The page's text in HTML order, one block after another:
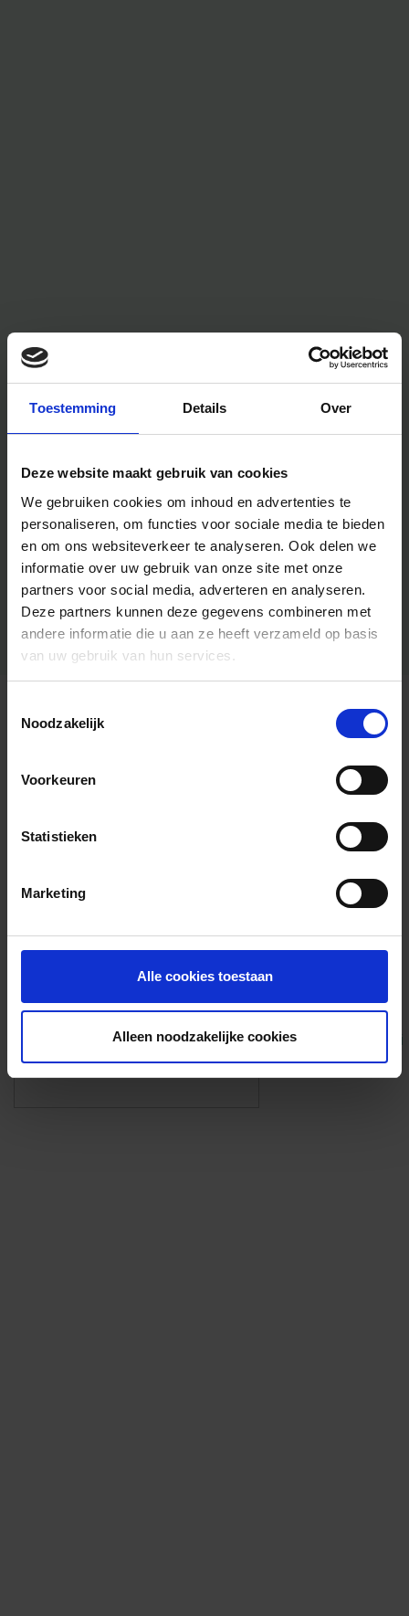
Toestemming Details Over
Deze website maakt gebruik van cookies
We gebruiken cookies om inhoud en advertenties te
personaliseren, om functies voor sociale media te bieden
en om ons websiteverkeer te analyseren. Ook delen we
informatie over uw gebruik van onze site met onze
partners voor social media, adverteren en analyseren.
Deze partners kunnen deze gegevens combineren met
andere informatie die u aan ze heeft verzameld op basis
van uw gebruik van hun services.
Noodzakelijk
Voorkeuren
Statistieken
Marketing
Alle cookies toestaan
Alleen noodzakelijke cookies
Algemene informatie
Foto’s ({{photos.length}})
Eigen foto’s